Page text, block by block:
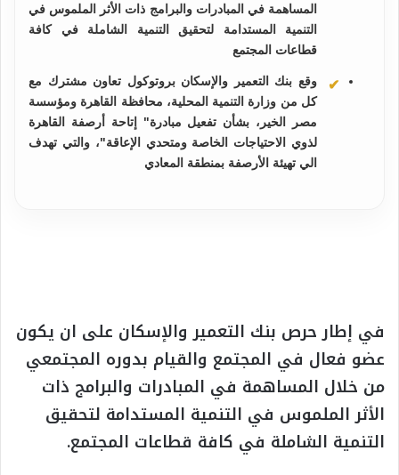
المساهمة في المبادرات والبرامج ذات الأثر الملموس في
التنمية المستدامة لتحقيق التنمية الشاملة في كافة
قطاعات المجتمع
وقع بنك التعمير والإسكان بروتوكول تعاون مشترك مع
كل من وزارة التنمية المحلية، محافظة القاهرة ومؤسسة
مصر الخير، بشأن تفعيل مبادرة" إتاحة أرصفة القاهرة
لذوي الاحتياجات الخاصة ومتحدي الإعاقة"، والتي تهدف
الي تهيئة الأرصفة بمنطقة المعادي
في إطار حرص بنك التعمير والإسكان على ان يكون
ﻋﻀﻮ ﻓﻌﺎل ﻓﻲ المجتمع والقيام بدوره المجتمعي
من خلال المساهمة في المبادرات والبرامج ذات
الأثر الملموس في التنمية المستدامة لتحقيق
التنمية الشاملة في كافة قطاعات المجتمع.